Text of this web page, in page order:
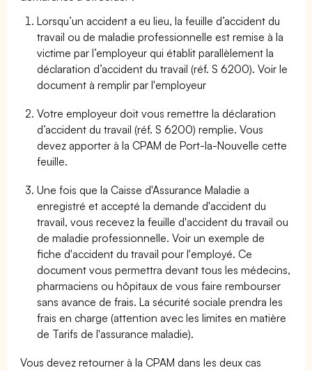
Lorsqu’un accident a eu lieu, la feuille d’accident du
travail ou de maladie professionnelle est remise à la
victime par l’employeur qui établit parallèlement la
déclaration d’accident du travail (réf. S 6200). Voir le
document à remplir par l'employeur
Votre employeur doit vous remettre la déclaration
d’accident du travail (réf. S 6200) remplie. Vous
devez apporter à la CPAM de Port-la-Nouvelle cette
feuille.
Une fois que la Caisse d'Assurance Maladie a
enregistré et accepté la demande d'accident du
travail, vous recevez la feuille d'accident du travail ou
de maladie professionnelle. Voir un exemple de
fiche d'accident du travail pour l'employé. Ce
document vous permettra devant tous les médecins,
pharmaciens ou hôpitaux de vous faire rembourser
sans avance de frais. La sécurité sociale prendra les
frais en charge (attention avec les limites en matière
de Tarifs de l'assurance maladie).
Vous devez retourner à la CPAM dans les deux cas